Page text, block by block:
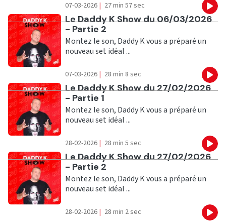
07-03-2026 | 27 min 57 sec
Ecouter
Le Daddy K Show du 06/03/2026
- Partie 2
Montez le son, Daddy K vous a préparé un
nouveau set idéal ...
07-03-2026 | 28 min 8 sec
Ecouter
Le Daddy K Show du 27/02/2026
- Partie 1
Montez le son, Daddy K vous a préparé un
nouveau set idéal ...
28-02-2026 | 28 min 5 sec
Ecouter
Le Daddy K Show du 27/02/2026
- Partie 2
Montez le son, Daddy K vous a préparé un
nouveau set idéal ...
28-02-2026 | 28 min 2 sec